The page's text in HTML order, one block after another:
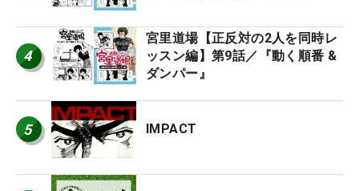
4
宮里道場【正反対の2人を同時レ
ッスン編】第9話／『動く順番 &
ダンパー』
5 IMPACT